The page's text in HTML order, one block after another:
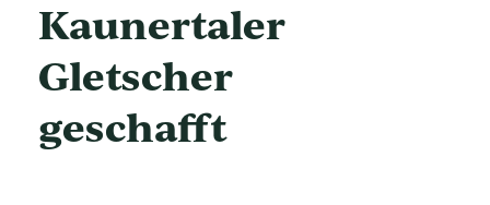
Kaunertaler
Gletscher
geschafft